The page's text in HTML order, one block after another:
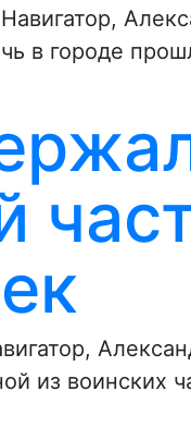
в городе
из воинских